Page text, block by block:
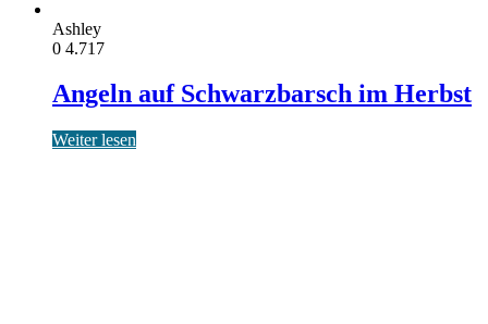
Ashley
0 4.717
Angeln auf Schwarzbarsch im Herbst
Weiter lesen